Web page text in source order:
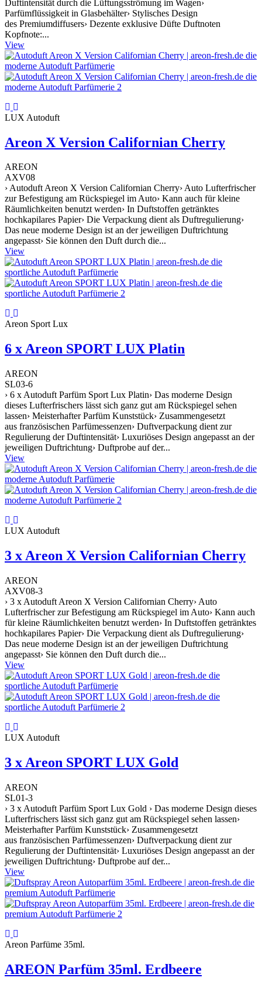
Duftintensität durch die Lüftungsströmung im Wagen›
Parfümflüssigkeit in Glasbehälter› Stylisches Design
des Premiumdiffusers› Dezente exklusive Düfte Duftnoten
Kopfnote:...
View
LUX Autoduft
Areon X Version Californian Cherry
AREON
AXV08
› Autoduft Areon X Version Californian Cherry› Auto Lufterfrischer
zur Befestigung am Rückspiegel im Auto› Kann auch für kleine
Räumlichkeiten benutzt werden› In Duftstoffen getränktes
hochkapilares Papier› Die Verpackung dient als Duftregulierung›
Das neue moderne Design ist an der jeweiligen Duftrichtung
angepasst› Sie können den Duft durch die...
View
Areon Sport Lux
6 x Areon SPORT LUX Platin
AREON
SL03-6
› 6 x Autoduft Parfüm Sport Lux Platin› Das moderne Design
dieses Lufterfrischers lässt sich ganz gut am Rückspiegel sehen
lassen› Meisterhafter Parfüm Kunststück› Zusammengesetzt
aus französischen Parfümessenzen› Duftverpackung dient zur
Regulierung der Duftintensität› Luxuriöses Design angepasst an der
jeweiligen Duftrichtung› Duftprobe auf der...
View
LUX Autoduft
3 x Areon X Version Californian Cherry
AREON
AXV08-3
› 3 x Autoduft Areon X Version Californian Cherry› Auto
Lufterfrischer zur Befestigung am Rückspiegel im Auto› Kann auch
für kleine Räumlichkeiten benutzt werden› In Duftstoffen getränktes
hochkapilares Papier› Die Verpackung dient als Duftregulierung›
Das neue moderne Design ist an der jeweiligen Duftrichtung
angepasst› Sie können den Duft durch die...
View
LUX Autoduft
3 x Areon SPORT LUX Gold
AREON
SL01-3
› 3 x Autoduft Parfüm Sport Lux Gold › Das moderne Design dieses
Lufterfrischers lässt sich ganz gut am Rückspiegel sehen lassen›
Meisterhafter Parfüm Kunststück› Zusammengesetzt
aus französischen Parfümessenzen› Duftverpackung dient zur
Regulierung der Duftintensität› Luxuriöses Design angepasst an der
jeweiligen Duftrichtung› Duftprobe auf der...
View
Areon Parfüme 35ml.
AREON Parfüm 35ml. Erdbeere